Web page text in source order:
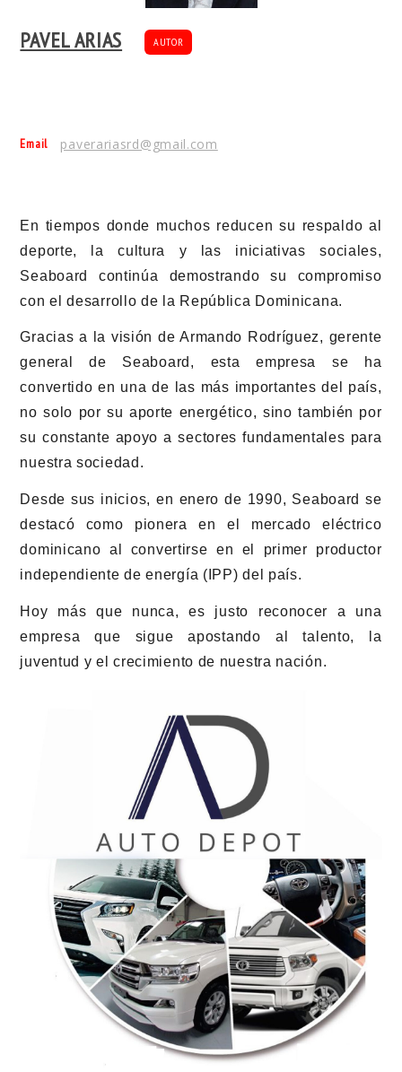
PAVEL ARIAS AUTOR
Email paverariasrd@gmail.com
En tiempos donde muchos reducen su respaldo al
deporte, la cultura y las iniciativas sociales,
Seaboard continúa demostrando su compromiso
con el desarrollo de la República Dominicana.
Gracias a la visión de Armando Rodríguez, gerente
general de Seaboard, esta empresa se ha
convertido en una de las más importantes del país,
no solo por su aporte energético, sino también por
su constante apoyo a sectores fundamentales para
nuestra sociedad.
Desde sus inicios, en enero de 1990, Seaboard se
destacó como pionera en el mercado eléctrico
dominicano al convertirse en el primer productor
independiente de energía (IPP) del país.
Hoy más que nunca, es justo reconocer a una
empresa que sigue apostando al talento, la
juventud y el crecimiento de nuestra nación.